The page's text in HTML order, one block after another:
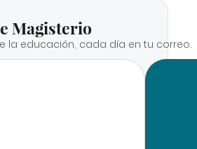
Magisterio
la educación, cada día en tu correo.